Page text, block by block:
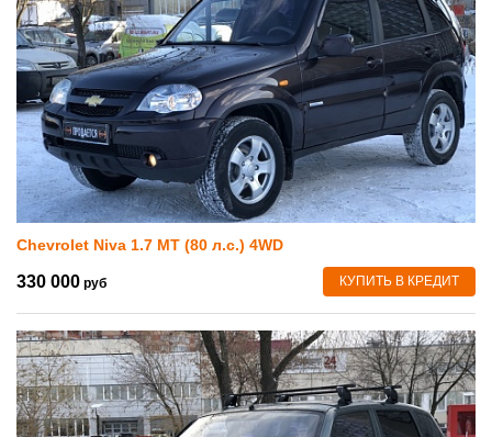
Chevrolet Niva 1.7 MT (80 л.с.) 4WD
330 000 руб КУПИТЬ В КРЕДИТ